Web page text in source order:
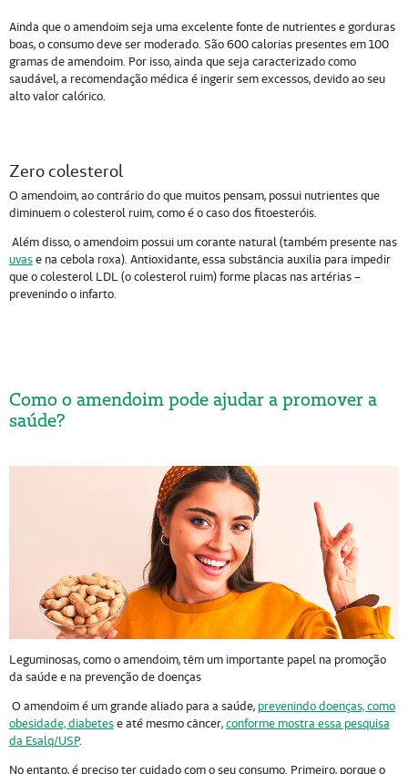
Ainda que o amendoim seja uma excelente fonte de nutrientes e gorduras
boas, o consumo deve ser moderado. São 600 calorias presentes em 100
gramas de amendoim. Por isso, ainda que seja caracterizado como
saudável, a recomendação médica é ingerir sem excessos, devido ao seu
alto valor calórico.
Zero colesterol
O amendoim, ao contrário do que muitos pensam, possui nutrientes que
diminuem o colesterol ruim, como é o caso dos fitoesteróis.
Além disso, o amendoim possui um corante natural (também presente nas
uvase na cebola roxa). Antioxidante, essa substância auxilia para impedir
que o colesterol LDL (o colesterol ruim) forme placas nas artérias –
prevenindo o infarto.
Como o amendoim pode ajudar a promover a
saúde?
Leguminosas, como o amendoim, têm um importante papel na promoção
da saúde e na prevenção de doenças
O amendoim é um grande aliado para a saúde, prevenindo doenças, como
obesidade, diabetese até mesmo câncer,conforme mostra essa pesquisa
da Esalq/USP.
No entanto, é preciso ter cuidado com o seu consumo. Primeiro, porque o